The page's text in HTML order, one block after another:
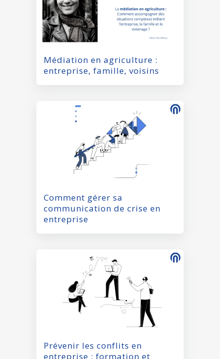
Médiation en agriculture :
entreprise, famille, voisins
Comment gérer sa
communication de crise en
entreprise
Prévenir les conflits en
entreprise : formation et